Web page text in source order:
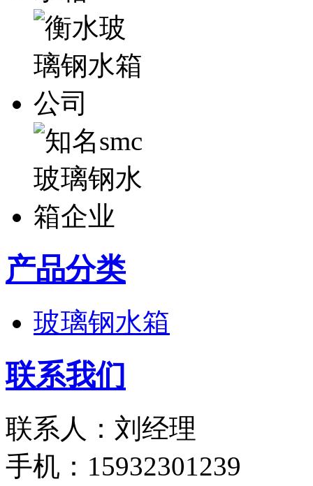
产品分类
玻璃钢水箱
联系我们
联系人：刘经理
手机：15932301239